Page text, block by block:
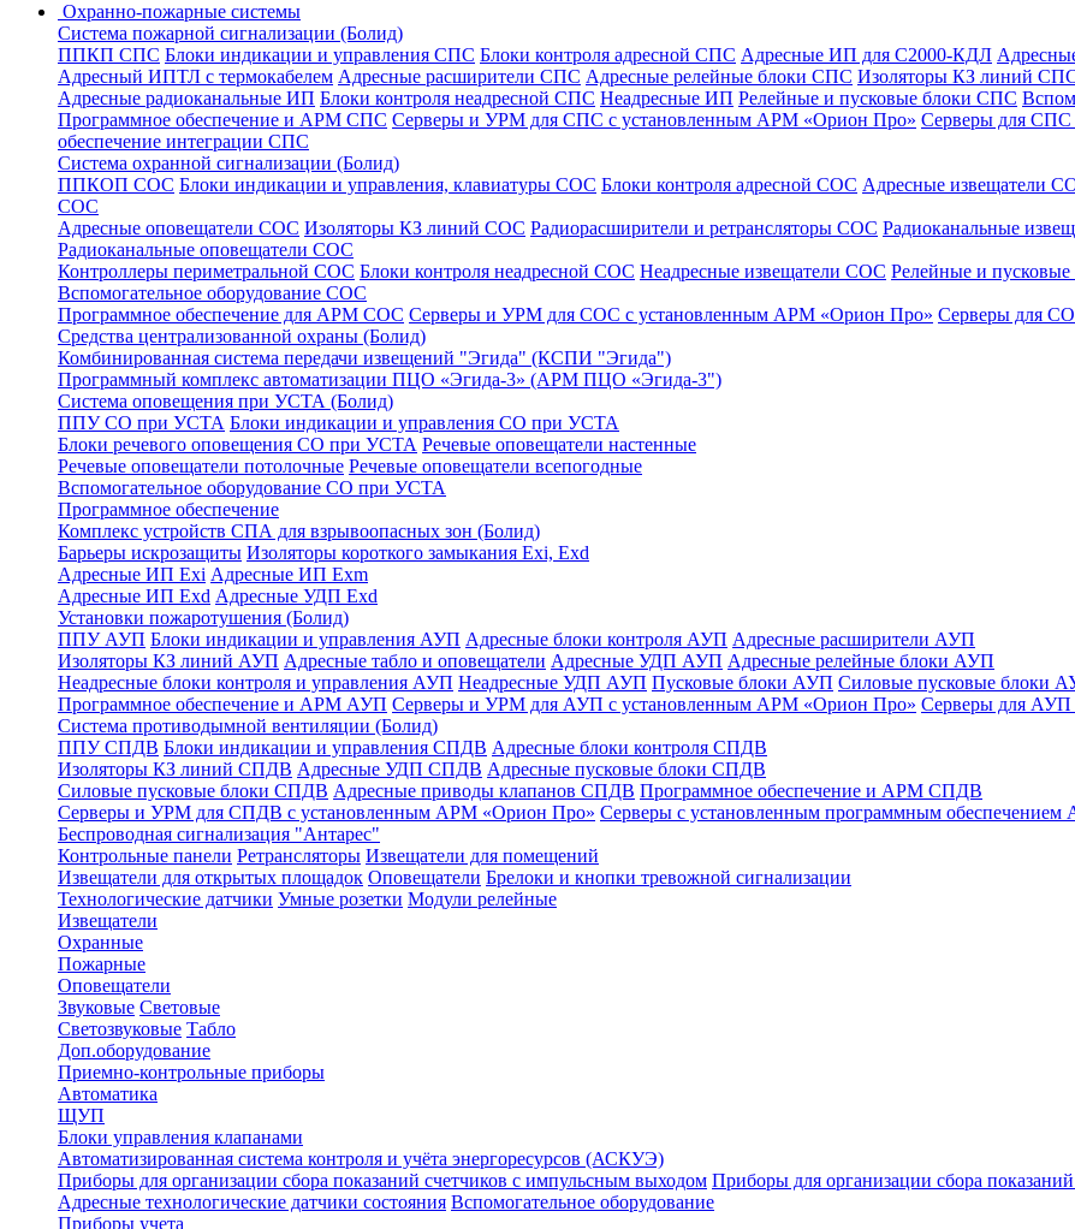
Охранно-пожарные системы
Система пожарной сигнализации (Болид)
ППКП СПС Блоки индикации и управления СПС Блоки контроля адресной СПС Адресные ИП для С2000-КДЛ
Адресный ИПТЛ с термокабелем Адресные расширители СПС Адресные релейные блоки СПС Изоляторы КЗ линий
Адресные радиоканальные ИП Блоки контроля неадресной СПС Неадресные ИП Релейные и пусковые блоки СПС
Программное обеспечение и АРМ СПС Серверы и УРМ для СПС с установленным АРМ «Орион Про» Серверы для
обеспечение интеграции СПС
Система охранной сигнализации (Болид)
ППКОП СОС Блоки индикации и управления, клавиатуры СОС Блоки контроля адресной СОС Адресные извещатели
СОС
Адресные оповещатели СОС Изоляторы КЗ линий СОС Радиорасширители и ретрансляторы СОС Радиоканальные
Радиоканальные оповещатели СОС
Контроллеры периметральной СОС Блоки контроля неадресной СОС Неадресные извещатели СОС Релейные и
Вспомогательное оборудование СОС
Программное обеспечение для АРМ СОС Серверы и УРМ для СОС с установленным АРМ «Орион Про» Серверы для
Средства централизованной охраны (Болид)
Комбинированная система передачи извещений "Эгида" (КСПИ "Эгида")
Программный комплекс автоматизации ПЦО «Эгида-3» (АРМ ПЦО «Эгида-3")
Система оповещения при УСТА (Болид)
ППУ СО при УСТА Блоки индикации и управления СО при УСТА
Блоки речевого оповещения СО при УСТА Речевые оповещатели настенные
Речевые оповещатели потолочные Речевые оповещатели всепогодные
Вспомогательное оборудование СО при УСТА
Программное обеспечение
Комплекс устройств СПА для взрывоопасных зон (Болид)
Барьеры искрозащиты Изоляторы короткого замыкания Exi, Exd
Адресные ИП Exi Адресные ИП Exm
Адресные ИП Exd Адресные УДП Exd
Установки пожаротушения (Болид)
ППУ АУП Блоки индикации и управления АУП Адресные блоки контроля АУП Адресные расширители АУП
Изоляторы КЗ линий АУП Адресные табло и оповещатели Адресные УДП АУП Адресные релейные блоки АУП
Неадресные блоки контроля и управления АУП Неадресные УДП АУП Пусковые блоки АУП Силовые пусковые блоки
Программное обеспечение и АРМ АУП Серверы и УРМ для АУП с установленным АРМ «Орион Про» Серверы для
Система противодымной вентиляции (Болид)
ППУ СПДВ Блоки индикации и управления СПДВ Адресные блоки контроля СПДВ
Изоляторы КЗ линий СПДВ Адресные УДП СПДВ Адресные пусковые блоки СПДВ
Силовые пусковые блоки СПДВ Адресные приводы клапанов СПДВ Программное обеспечение и АРМ СПДВ
Серверы и УРМ для СПДВ с установленным АРМ «Орион Про» Серверы с установленным программным
Беспроводная сигнализация "Антарес"
Контрольные панели Ретрансляторы Извещатели для помещений
Извещатели для открытых площадок Оповещатели Брелоки и кнопки тревожной сигнализации
Технологические датчики Умные розетки Модули релейные
Извещатели
Охранные
Пожарные
Оповещатели
Звуковые Световые
Светозвуковые Табло
Доп.оборудование
Приемно-контрольные приборы
Автоматика
ЩУП
Блоки управления клапанами
Автоматизированная система контроля и учёта энергоресурсов (АСКУЭ)
Приборы для организации сбора показаний счетчиков с импульсным выходом Приборы для организации сбора
Адресные технологические датчики состояния Вспомогательное оборудование
Приборы учета